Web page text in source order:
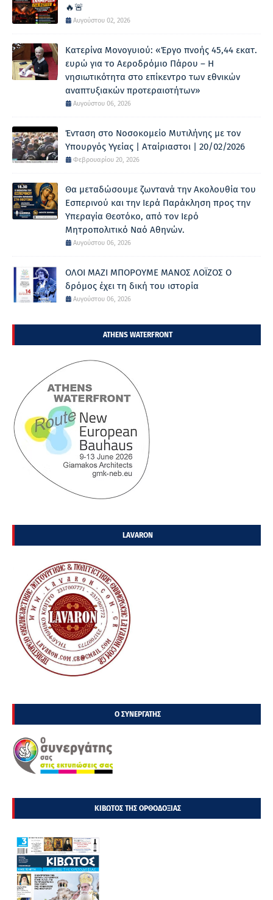
🔥🚨
Αυγούστου 02, 2026
Κατερίνα Μονογυιού: «Έργο πνοής 45,44 εκατ.
ευρώ για το Αεροδρόμιο Πάρου – Η
νησιωτικότητα στο επίκεντρο των εθνικών
αναπτυξιακών προτεραιοτήτων»
Αυγούστου 06, 2026
Ένταση στο Νοσοκομείο Μυτιλήνης με τον
Υπουργός Υγείας | Αταίριαστοι | 20/02/2026
Φεβρουαρίου 20, 2026
Θα μεταδώσουμε ζωντανά την Ακολουθία του
Εσπερινού και την Ιερά Παράκληση προς την
Υπεραγία Θεοτόκο, από τον Ιερό
Μητροπολιτικό Ναό Αθηνών.
Αυγούστου 06, 2026
ΟΛΟΙ ΜΑΖΙ ΜΠΟΡΟΥΜΕ ΜΑΝΟΣ ΛΟΪΖΟΣ Ο
δρόμος έχει τη δική του ιστορία
Αυγούστου 06, 2026
ATHENS WATERFRONT
LAVARON
Ο ΣΥΝΕΡΓΑΤΗΣ
ΚΙΒΩΤΟΣ ΤΗΣ ΟΡΘΟΔΟΞΙΑΣ